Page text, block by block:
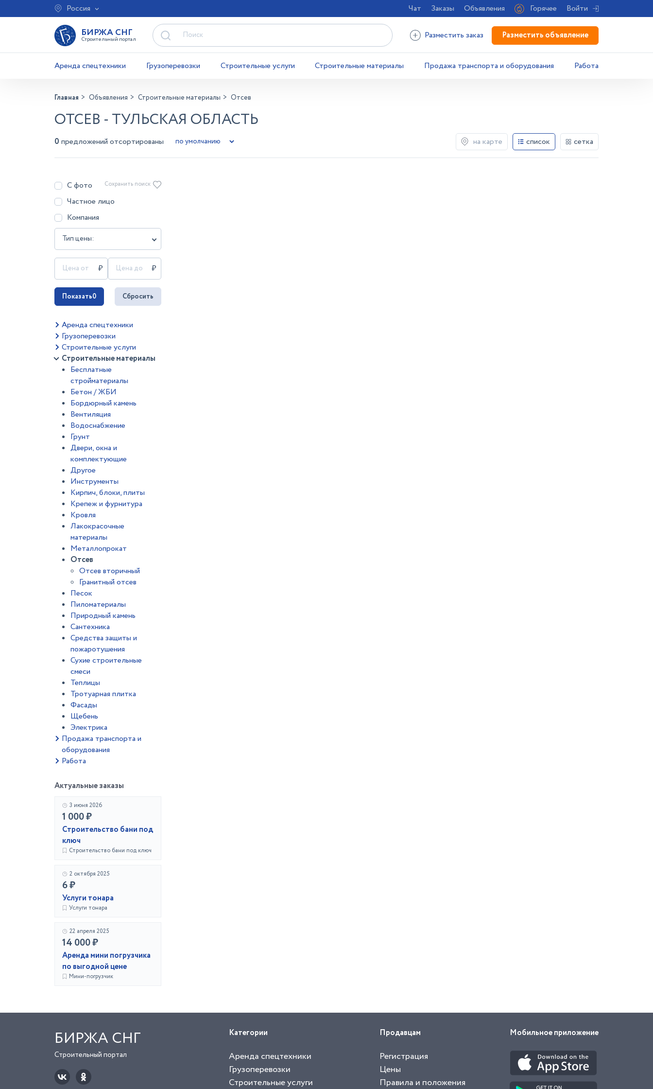
Россия Чат Заказы Объявления Горячее Войти
БИРЖА СНГ
Строительный портал Разместить заказ Разместить объявление
Аренда спецтехники Грузоперевозки Строительные услуги Строительные материалы Продажа транспорта и оборудования Работа
Главная Объявления Строительные материалы Отсев
ОТСЕВ - ТУЛЬСКАЯ ОБЛАСТЬ
0 предложений отсортированы на карте список сетка
С фото
Частное лицо
Компания
Тип цены:
Сохранить поиск
Показать0 Сбросить
Аренда спецтехники
Грузоперевозки
Строительные услуги
Строительные материалы
Бесплатные
стройматериалы
Бетон / ЖБИ
Бордюрный камень
Вентиляция
Водоснабжение
Грунт
Двери, окна и
комплектующие
Другое
Инструменты
Кирпич, блоки, плиты
Крепеж и фурнитура
Кровля
Лакокрасочные
материалы
Металлопрокат
Отсев
Отсев вторичный
Гранитный отсев
Песок
Пиломатериалы
Природный камень
Сантехника
Средства защиты и
пожаротушения
Сухие строительные
смеси
Теплицы
Тротуарная плитка
Фасады
Щебень
Электрика
Продажа транспорта и
оборудования
Работа
Актуальные заказы
3 июня 2026
1 000 ₽
Строительство бани под
ключ
Строительство бани под ключ
2 октября 2025
6 ₽
Услуги тонара
Услуги тонара
22 апреля 2025
14 000 ₽
Аренда мини погрузчика
по выгодной цене
Мини-погрузчик
БИРЖА СНГ
Строительный портал
Категории
Аренда спецтехники
Грузоперевозки
Строительные услуги
Продавцам
Регистрация
Цены
Правила и положения
Мобильное приложение